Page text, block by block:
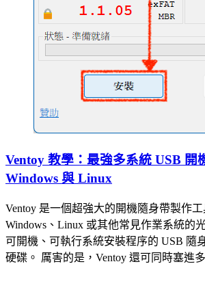
Ventoy 教學：最強多系統 USB 開
Windows 與 Linux
Ventoy 是一個超強大的開機隨身帶製作
Windows、Linux 或其他常見作業系統的
可開機、可執行系統安裝程序的 USB 隨
硬碟。 厲害的是，Ventoy 還可同時塞進